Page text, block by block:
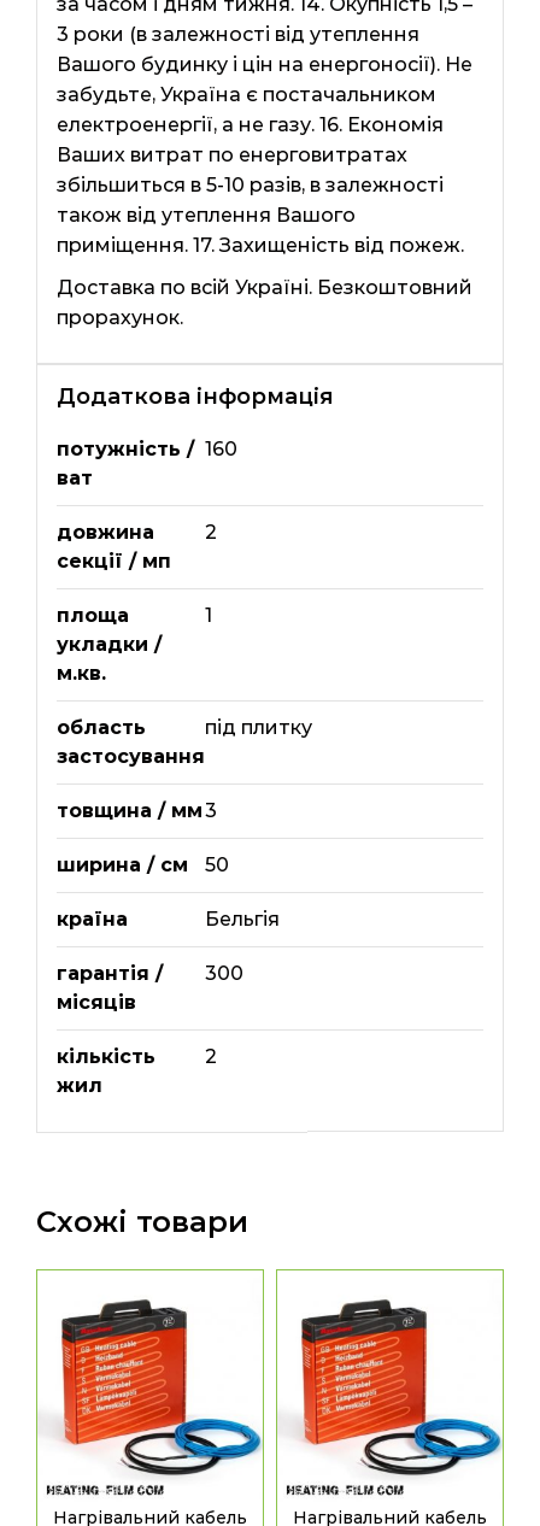
3 роки (в залежності від утеплення
Вашого будинку і цін на енергоносії). Не
забудьте, Україна є постачальником
електроенергії, а не газу. 16. Економія
Ваших витрат по енерговитратах
збільшиться в 5-10 разів, в залежності
також від утеплення Вашого
приміщення. 17. Захищеність від пожеж.
Доставка по всій Україні. Безкоштовний
прорахунок.
Додаткова інформація
потужність /
ват
160
довжина
секції / мп
2
площа
укладки /
м.кв.
1
область
застосування
під плитку
товщина / мм3
ширина / см 50
країна Бельгія
гарантія /
місяців
300
кількість
жил
2
Схожі товари
Нагрівальний кабель
Нагрівальний кабель